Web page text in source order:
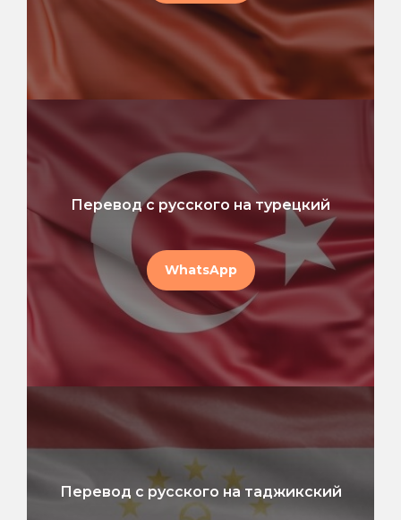
Перевод с русского на турецкий
WhatsApp
Перевод с русского на таджикский